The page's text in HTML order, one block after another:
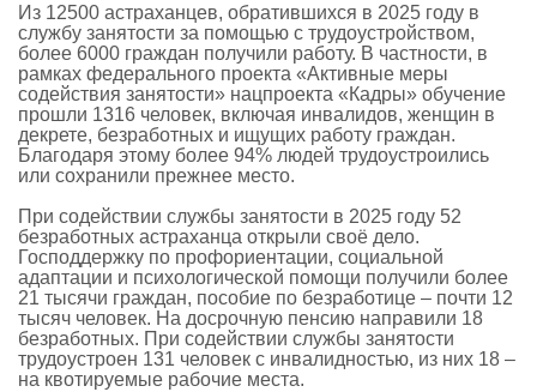
Из 12500 астраханцев, обратившихся в 2025 году в
службу занятости за помощью с трудоустройством,
более 6000 граждан получили работу. В частности, в
рамках федерального проекта «Активные меры
содействия занятости» нацпроекта «Кадры» обучение
прошли 1316 человек, включая инвалидов, женщин в
декрете, безработных и ищущих работу граждан.
Благодаря этому более 94% людей трудоустроились
или сохранили прежнее место.
При содействии службы занятости в 2025 году 52
безработных астраханца открыли своё дело.
Господдержку по профориентации, социальной
адаптации и психологической помощи получили более
21 тысячи граждан, пособие по безработице – почти 12
тысяч человек. На досрочную пенсию направили 18
безработных. При содействии службы занятости
трудоустроен 131 человек с инвалидностью, из них 18 –
на квотируемые рабочие места.